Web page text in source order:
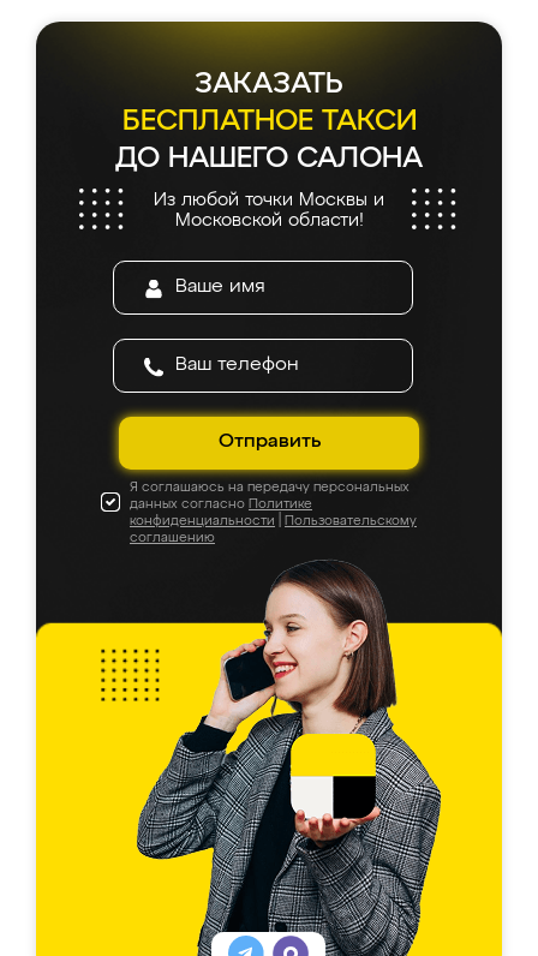
ЗАКАЗАТЬ
БЕСПЛАТНОЕ ТАКСИ
ДО НАШЕГО САЛОНА
Из любой точки Москвы и
Московской области!
Отправить
Я соглашаюсь на передачу персональных
данных согласно Политике
конфиденциальности
Пользовательскому
соглашению